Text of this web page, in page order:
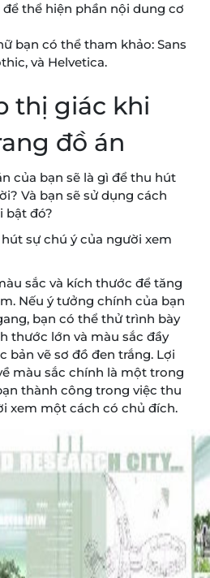
thể hiện phần nội dung cơ
bạn có thể tham khảo: Sans
và Helvetica.
thị giác khi
đồ án
của bạn sẽ là gì để thu hút
Và bạn sẽ sử dụng cách
bật đó?
sự chú ý của người xem
sắc và kích thước để tăng
Nếu ý tưởng chính của bạn
bạn có thể thử trình bày
thước lớn và màu sắc đầy
bản vẽ sơ đồ đen trắng. Lợi
màu sắc chính là một trong
thành công trong việc thu
xem một cách có chủ đích.